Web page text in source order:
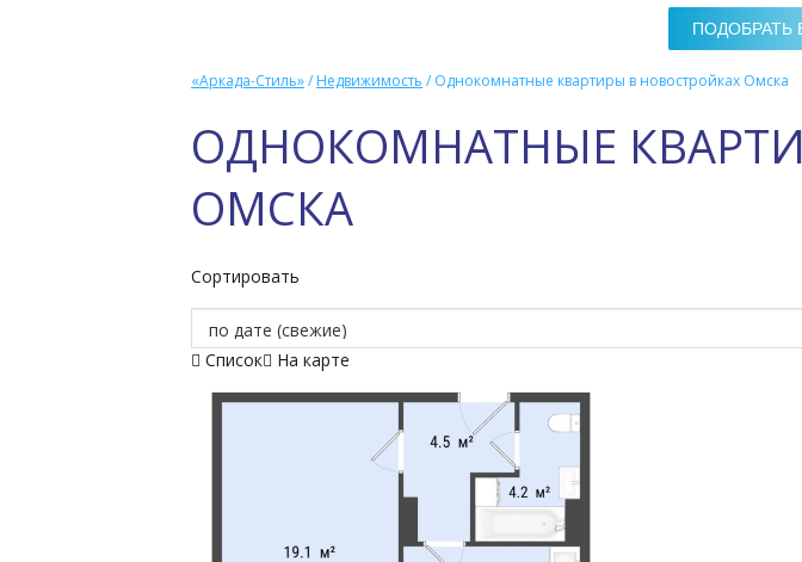
«Аркада-Стиль»/ Недвижимость / Однокомнатные квартиры в новостройках Омска
ОДНОКОМНАТНЫЕ
ОМСКА
Сортировать
 Список На карте